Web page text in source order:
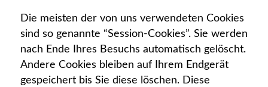
Die meisten der von uns verwendeten Cookies
sind so genannte “Session-Cookies”. Sie werden
nach Ende Ihres Besuchs automatisch gelöscht.
Andere Cookies bleiben auf Ihrem Endgerät
gespeichert bis Sie diese löschen. Diese